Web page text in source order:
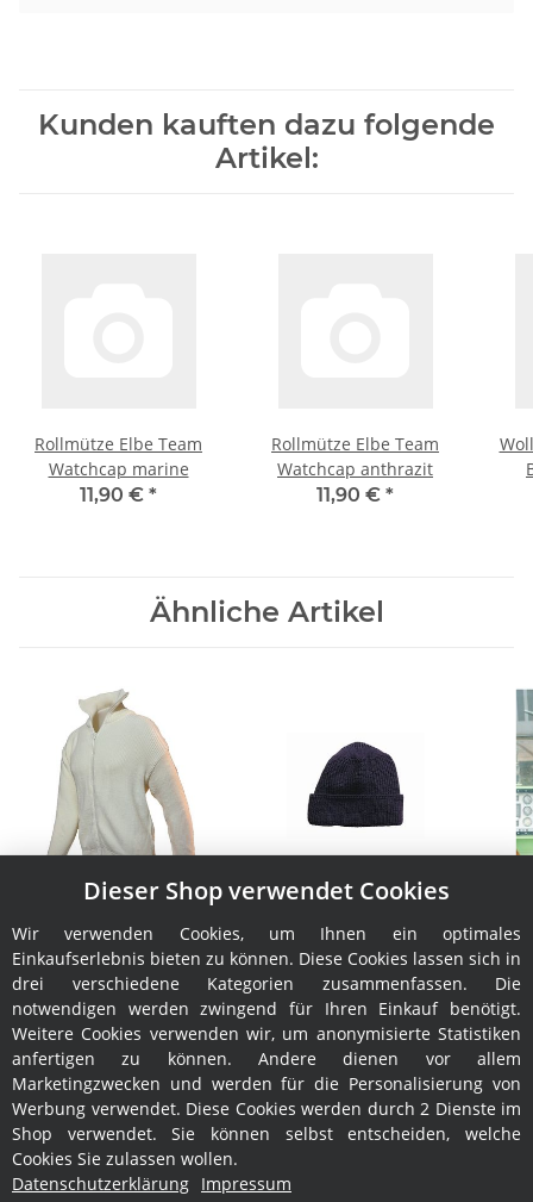
Kunden kauften dazu folgende
Artikel:
Rollmütze Elbe Team
Watchcap marine
11,90 € *
Rollmütze Elbe Team
Watchcap anthrazit
11,90 € *
Ähnliche Artikel
Jacke Leuchtfeuer
Commodore
189,95 € *
Wollmütze Leuchtfeuer
Borkum
16,95 € *
Informationen
Dieser Shop verwendet Cookies
Wir verwenden Cookies, um Ihnen ein optimales
Einkaufserlebnis bieten zu können. Diese Cookies lassen sich in
drei verschiedene Kategorien zusammenfassen. Die
notwendigen werden zwingend für Ihren Einkauf benötigt.
Weitere Cookies verwenden wir, um anonymisierte Statistiken
anfertigen zu können. Andere dienen vor allem
Marketingzwecken und werden für die Personalisierung von
Werbung verwendet. Diese Cookies werden durch 2 Dienste im
Shop verwendet. Sie können selbst entscheiden, welche
Cookies Sie zulassen wollen.
Datenschutzerklärung Impressum